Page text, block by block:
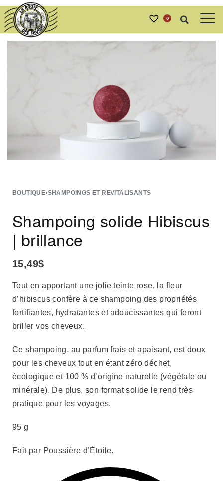
0
BOUTIQUE›SHAMPOINGS ET REVITALISANTS
Shampoing solide Hibiscus
| brillance
15,49$
Tout en apportant une jolie teinte rose, la fleur
d’hibiscus confère à ce shampoing des propriétés
fortifiantes, hydratantes et adoucissantes qui feront
briller vos cheveux.
Ce shampoing, au parfum frais et apaisant, est doux
pour les cheveux tout en étant zéro déchet,
écologique et 100 % d’origine naturelle (végétale ou
minérale). De plus, son format solide le rend très
pratique pour les voyages.
95 g
Fait par Poussière d’Étoile.